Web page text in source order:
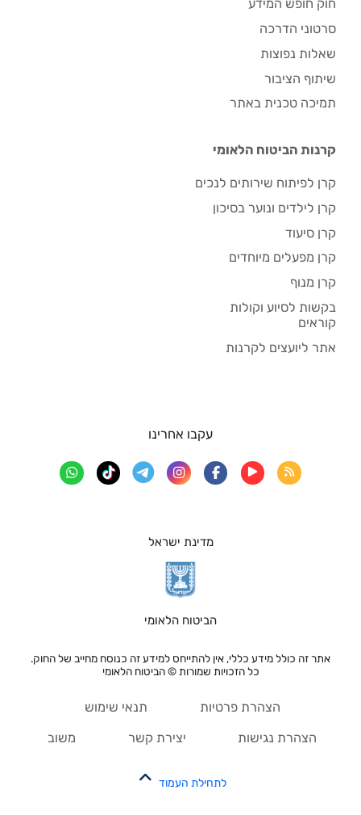
חוק חופש המידע
סרטוני הדרכה
שאלות נפוצות
שיתוף הציבור
תמיכה טכנית באתר
קרנות הביטוח הלאומי
קרן לפיתוח שירותים לנכים
קרן לילדים ונוער בסיכון
קרן סיעוד
קרן מפעלים מיוחדים
קרן מנוף
בקשות לסיוע וקולות
קוראים
אתר ליועצים לקרנות
מדינת ישראל
הביטוח הלאומי
אתר זה כולל מידע כללי, אין להתייחס למידע זה כנוסח מחייב של החוק.
כל הזכויות שמורות © הביטוח הלאומי
עקבו אחרינו
הצהרת פרטיות תנאי שימוש
הצהרת נגישות יצירת קשר משוב
לתחילת העמוד